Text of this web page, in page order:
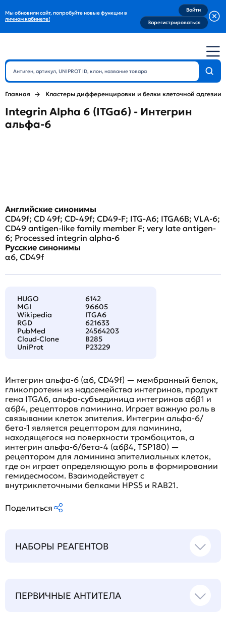
Мы обновили сайт, попробуйте новые функции в
личном кабинете!
Войти
Зарегистрироваться
Главная Кластеры дифференцировки и белки клеточной адгезии
Integrin Alpha 6 (ITGa6) - Интегрин
альфа-6
Английские синонимы
CD49f; CD 49f; CD-49f; CD49-F; ITG-A6; ITGA6B; VLA-6;
CD49 antigen-like family member F; very late antigen-
6; Processed integrin alpha-6
Русские синонимы
α6, CD49f
HUGO
6142
MGI
96605
Wikipedia
ITGA6
RGD
621633
PubMed
24564203
Cloud-Clone
B285
UniProt
P23229
Интегрин альфа-6 (α6, CD49f) — мембранный белок,
гликопротеин из надсемейства интегринов, продукт
гена ITGA6, альфа-субъединица интегринов α6β1 и
α6β4, рецепторов ламинина. Играет важную роль в
связывании клеток эпителия. Интегрин альфа-6/
бета-1 является рецептором для ламинина,
находящегося на поверхности тромбоцитов, а
интегрин альфа-6/бета-4 (α6β4, TSP180) —
рецептором для ламинина эпителиальных клеток,
где он играет определяющую роль в формировании
гемидесмосом. Взаимодействует с
внутриклеточными белками HPS5 и RAB21.
Поделиться
НАБОРЫ РЕАГЕНТОВ
ПЕРВИЧНЫЕ АНТИТЕЛА